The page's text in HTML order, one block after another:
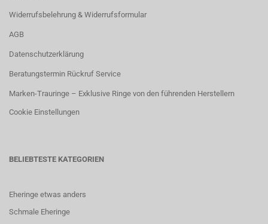
Widerrufsbelehrung & Widerrufsformular
AGB
Datenschutzerklärung
Beratungstermin Rückruf Service
Marken-Trauringe – Exklusive Ringe von den führenden Herstellern
Cookie Einstellungen
BELIEBTESTE KATEGORIEN
Eheringe etwas anders
Schmale Eheringe